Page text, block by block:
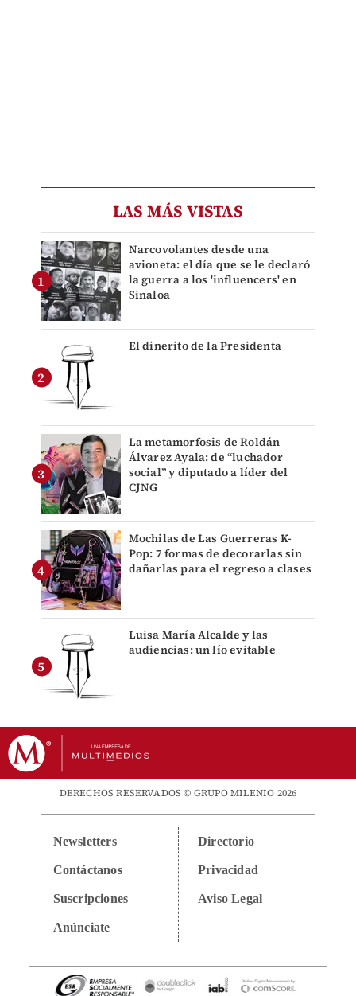
LAS MÁS VISTAS
Narcovolantes desde una
avioneta: el día que se le declaró
la guerra a los 'influencers' en
Sinaloa
El dinerito de la Presidenta
La metamorfosis de Roldán
Álvarez Ayala: de “luchador
social” y diputado a líder del
CJNG
Mochilas de Las Guerreras K-
Pop: 7 formas de decorarlas sin
dañarlas para el regreso a clases
Luisa María Alcalde y las
audiencias: un lío evitable
DERECHOS RESERVADOS © GRUPO MILENIO 2026
Newsletters
Contáctanos
Suscripciones
Anúnciate
Directorio
Privacidad
Aviso Legal